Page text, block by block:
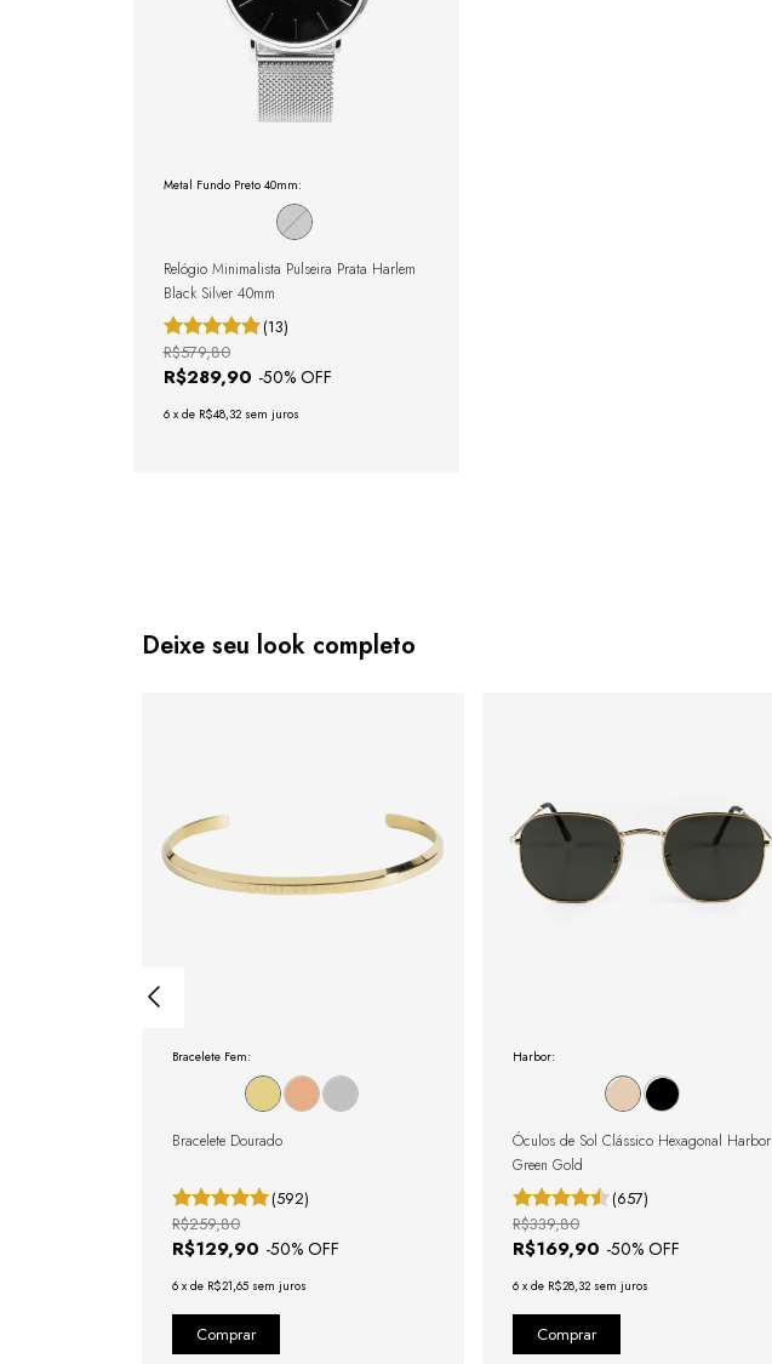
Metal Fundo Preto 40mm:
Relógio Minimalista Pulseira Prata Harlem
Black Silver 40mm
(13)
R$289,90 -50% OFF
R$579,80
6 x de R$48,32 sem juros
Deixe seu look completo
Bracelete Fem:
Bracelete Dourado
(592)
R$129,90 -50% OFF
R$259,80
6 x de R$21,65 sem juros
Harbor:
Óculos de Sol Clássico Hexagonal Harbor
Green Gold
(657)
R$169,90 -50% OFF
R$339,80
6 x de R$28,32 sem juros